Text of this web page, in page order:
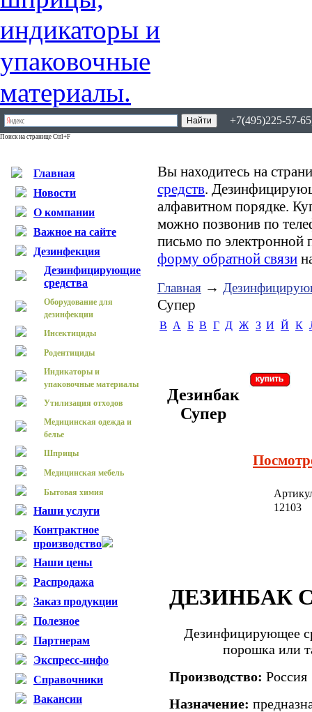
+7(495)225-57-
Поиск на странице Ctrl+F
Главная
Новости
О компании
Важное на сайте
Дезинфекция
Дезинфицирующие
средства
Оборудование для
дезинфекции
Инсектициды
Родентициды
Индикаторы и
упаковочные материалы
Утилизация отходов
Медицинская одежда и
белье
Шприцы
Медицинская мебель
Бытовая химия
Наши услуги
Контрактное
производство
Наши цены
Распродажа
Заказ продукции
Полезное
Партнерам
Экспресс-инфо
Справочники
Вакансии
Вы находитесь на
средств.
алфавитном порядке.
можно позвонив по
письмо по электронной
форму обратной связи
Главная →
Супер
B А Б В Г Д Ж З И Й К
Дезинбак
Супер
12103
ДЕЗИНБАК
Дезинфицирующее
порошка или
Производство: Россия
Назначение: